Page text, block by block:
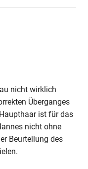
nicht wirklich
Überganges
ist für das
nicht ohne
Beurteilung des